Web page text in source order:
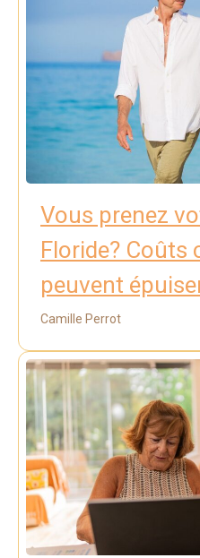
Vous prenez
Floride? Coûts
peuvent
Camille Perrot